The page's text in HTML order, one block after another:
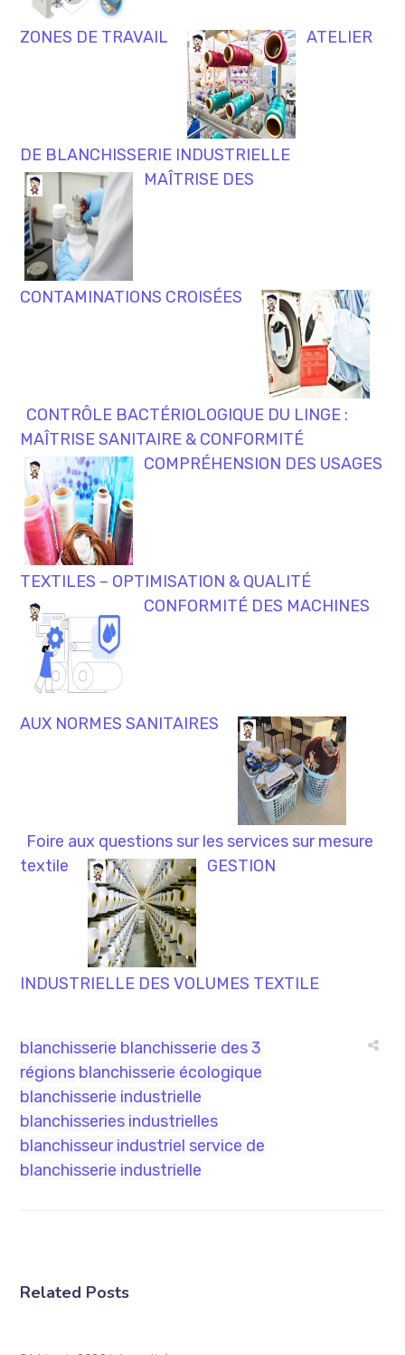
ZONES DE TRAVAIL ATELIER
DE BLANCHISSERIE INDUSTRIELLE
MAÎTRISE DES
CONTAMINATIONS CROISÉES
CONTRÔLE BACTÉRIOLOGIQUE DU LINGE :
MAÎTRISE SANITAIRE & CONFORMITÉ
COMPRÉHENSION DES USAGES
TEXTILES – OPTIMISATION & QUALITÉ
CONFORMITÉ DES MACHINES
AUX NORMES SANITAIRES
Foire aux questions sur les services sur mesure
textile
GESTION
INDUSTRIELLE DES VOLUMES TEXTILE
blanchisserie blanchisserie des 3
régions blanchisserie écologique
blanchisserie industrielle
blanchisseries industrielles
blanchisseur industriel service de
blanchisserie industrielle
Related Posts